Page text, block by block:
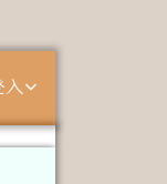
入